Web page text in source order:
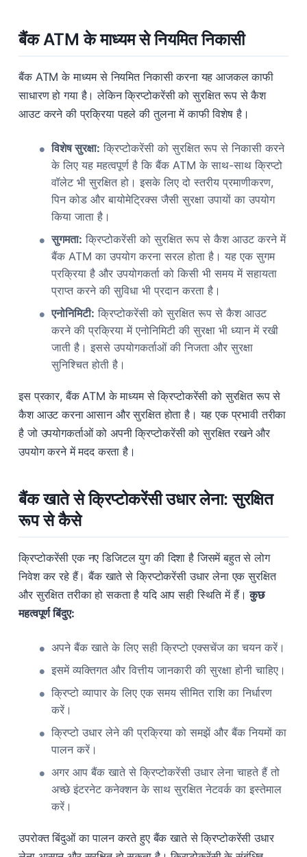
बैंक ATM के माध्यम से नियमित निकासी
बैंक ATM के माध्यम से नियमित निकासी करना यह आजकल काफी
साधारण हो गया है। लेकिन क्रिप्टोकरेंसी को सुरक्षित रूप से कैश
आउट करने की प्रक्रिया पहले की तुलना में काफी विशेष है।
विशेष सुरक्षा: क्रिप्टोकरेंसी को सुरक्षित रूप से निकासी करने
के लिए यह महत्वपूर्ण है कि बैंक ATM के साथ-साथ क्रिप्टो
वॉलेट भी सुरक्षित हो। इसके लिए दो स्तरीय प्रमाणीकरण,
पिन कोड और बायोमेट्रिक्स जैसी सुरक्षा उपायों का उपयोग
किया जाता है।
सुगमता: क्रिप्टोकरेंसी को सुरक्षित रूप से कैश आउट करने में
बैंक ATM का उपयोग करना सरल होता है। यह एक सुगम
प्रक्रिया है और उपयोगकर्ता को किसी भी समय में सहायता
प्राप्त करने की सुविधा भी प्रदान करता है।
एनोनिमिटी: क्रिप्टोकरेंसी को सुरक्षित रूप से कैश आउट
करने की प्रक्रिया में एनोनिमिटी की सुरक्षा भी ध्यान में रखी
जाती है। इससे उपयोगकर्ताओं की निजता और सुरक्षा
सुनिश्चित होती है।
इस प्रकार, बैंक ATM के माध्यम से क्रिप्टोकरेंसी को सुरक्षित रूप से
कैश आउट करना आसान और सुरक्षित होता है। यह एक प्रभावी तरीका
है जो उपयोगकर्ताओं को अपनी क्रिप्टोकरेंसी को सुरक्षित रखने और
उपयोग करने में मदद करता है।
बैंक खाते से क्रिप्टोकरेंसी उधार लेना: सुरक्षित
रूप से कैसे
क्रिप्टोकरेंसी एक नए डिजिटल युग की दिशा है जिसमें बहुत से लोग
निवेश कर रहे हैं। बैंक खाते से क्रिप्टोकरेंसी उधार लेना एक सुरक्षित
और सुरक्षित तरीका हो सकता है यदि आप सही स्थिति में हैं।कुछ
महत्वपूर्ण बिंदुए:
अपने बैंक खाते के लिए सही क्रिप्टो एक्सचेंज का चयन करें।
इसमें व्यक्तिगत और वित्तीय जानकारी की सुरक्षा होनी चाहिए।
क्रिप्टो व्यापार के लिए एक समय सीमित राशि का निर्धारण
करें।
क्रिप्टो उधार लेने की प्रक्रिया को समझें और बैंक नियमों का
पालन करें।
अगर आप बैंक खाते से क्रिप्टोकरेंसी उधार लेना चाहते हैं तो
अच्छे इंटरनेट कनेक्शन के साथ सुरक्षित नेटवर्क का इस्तेमाल
करें।
उपरोक्त बिंदुओं का पालन करते हुए बैंक खाते से क्रिप्टोकरेंसी उधार